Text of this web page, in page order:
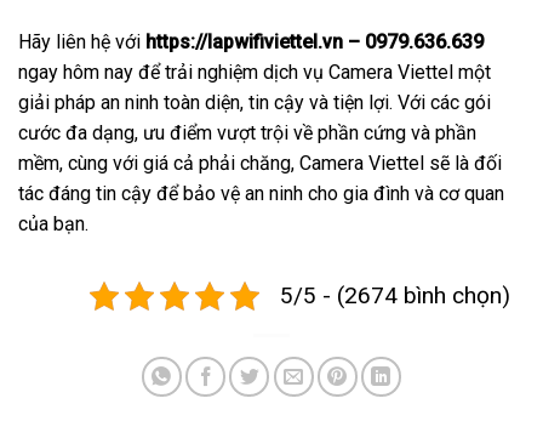
Hãy liên hệ với https://lapwifiviettel.vn – 0979.636.639
ngay hôm nay để trải nghiệm dịch vụ Camera Viettel một
giải pháp an ninh toàn diện, tin cậy và tiện lợi. Với các gói
cước đa dạng, ưu điểm vượt trội về phần cứng và phần
mềm, cùng với giá cả phải chăng, Camera Viettel sẽ là đối
tác đáng tin cậy để bảo vệ an ninh cho gia đình và cơ quan
của bạn.
5/5 - (2674 bình chọn)